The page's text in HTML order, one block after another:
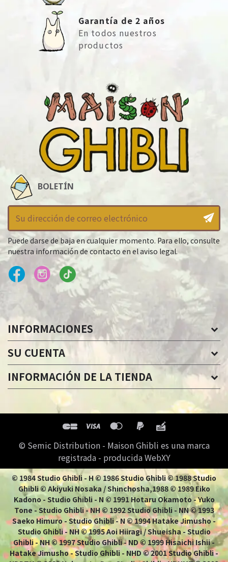
Garantía de 2 años
En todos nuestros
productos
BOLETÍN
Puede darse de baja en cualquier momento. Para ello, consulte
nuestra información de contacto en el aviso legal.
INFORMACIONES
SU CUENTA
INFORMACIÓN DE LA TIENDA
© Semic Distribution - Maison Ghibli es una marca
registrada - producida WebXY
© 1984 Studio Ghibli - H © 1986 Studio Ghibli © 1988 Studio
Ghibli © Akiyuki Nosaka / Shinchosha,1988 © 1989 Eiko
Kadono - Studio Ghibli - N © 1991 Hotaru Okamoto - Yuko
Tone - Studio Ghibli - NH © 1992 Studio Ghibli - NN © 1993
Saeko Himuro - Studio Ghibli - N © 1994 Hatake Jimusho -
Studio Ghibli - NH © 1995 Aoi Hiiragi / Shueisha - Studio
Ghibli - NH © 1997 Studio Ghibli - ND © 1999 Hisaichi Ishii -
Hatake Jimusho - Studio Ghibli - NHD © 2001 Studio Ghibli -